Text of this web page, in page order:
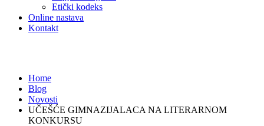
Etički kodeks
Online nastava
Kontakt
Home
Blog
Novosti
UČEŠĆE GIMNAZIJALACA NA LITERARNOM
KONKURSU